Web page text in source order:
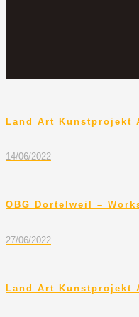
Land Art Kunstprojekt
14/06/2022
OBG Dortelweil –
27/06/2022
Land Art Kunstprojekt